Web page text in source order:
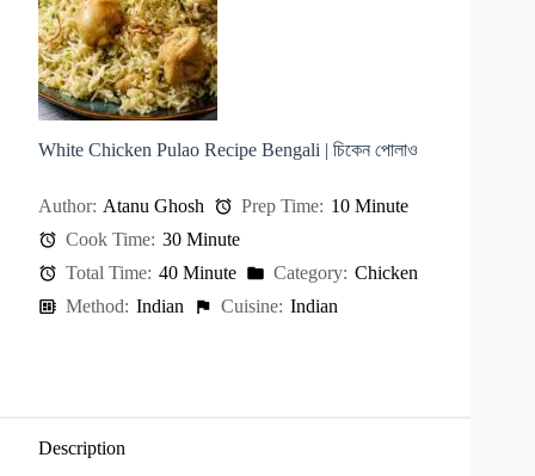
White Chicken Pulao Recipe Bengali | চিকেন পোলাও
Author: Atanu Ghosh Prep Time: 10 Minute
Cook Time: 30 Minute
Total Time: 40 Minute Category: Chicken
Method: Indian Cuisine: Indian
Description